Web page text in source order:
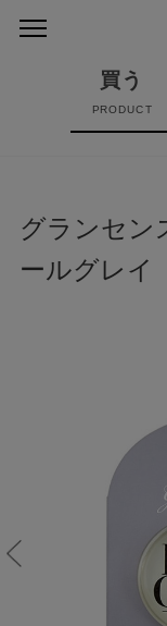
買う
PRODUCT
グランセン
ールグレイ